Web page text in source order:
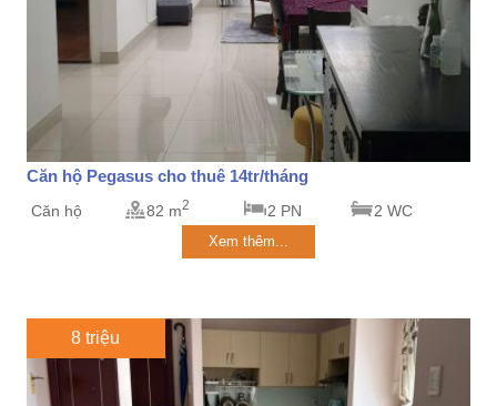
Căn hộ Pegasus cho thuê 14tr/tháng
Căn hộ 82 m2 2 PN 2 WC
Xem thêm...
8 triệu